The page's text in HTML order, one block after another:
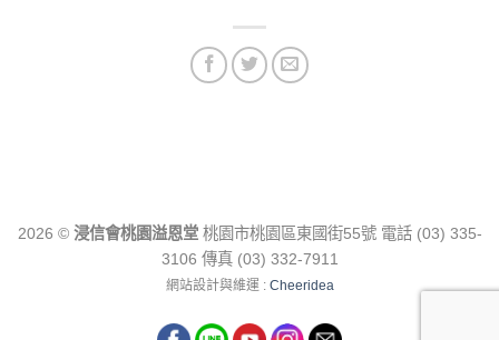
2026 © 浸信會桃園溢恩堂桃園市桃園區東國街55號 電話 (03) 335-
3106 傳真 (03) 332-7911
網站設計與維運 : Cheeridea